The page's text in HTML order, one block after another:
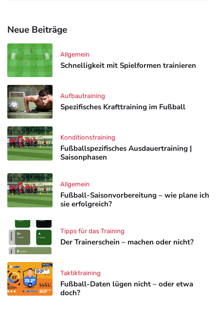
Neue Beiträge
Schnelligkeit mit Spielformen trainieren
Allgemein
Spezifisches Krafttraining im Fußball
Aufbautraining
Fußballspezifisches Ausdauertraining |
Saisonphasen
Konditionstraining
Fußball-Saisonvorbereitung – wie plane ich
sie erfolgreich?
Allgemein
Der Trainerschein – machen oder nicht?
Tipps für das Training
Fußball-Daten lügen nicht – oder etwa
doch?
Taktiktraining